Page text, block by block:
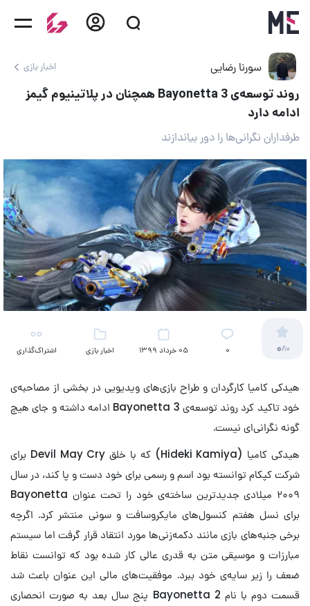
سورنا رضایی اخبار بازی
روند توسعه‌ی Bayonetta 3 همچنان در پلاتینیوم گیمز
ادامه دارد
طرفداران نگرانی‌ها را دور بیاندازند
0/10 ۰ 05 خرداد 1399 اخبار بازی اشتراک‌گذاری
هیدکی کامیا کارگردان و طراح بازی‌های ویدیویی در بخشی از مصاحبه‌ی
خود تاکید کرد روند توسعه‌ی Bayonetta 3 ادامه داشته و جای هیچ
گونه نگرانی‌ای نیست.
هیدکی کامیا (Hideki Kamiya) که با خلق Devil May Cry برای
شرکت کپکام توانسته بود اسم و رسمی برای خود دست و پا کند، در سال
۲۰۰۹ میلادی جدیدترین ساخته‌ی خود را تحت عنوان Bayonetta
برای نسل هفتم کنسول‌های مایکروسافت و سونی منتشر کرد. اگرچه
برخی جنبه‌های بازی مانند دکمه‌زنی‌ها مورد انتقاد قرار گرفت اما سیستم
مبارزات و موسیقی متن به قدری عالی کار شده بود که توانست نقاط
ضعف را زیر سایه‌ی خود ببرد. موفقیت‌های مالی این عنوان باعث شد
قسمت دوم با نام Bayonetta 2 پنج سال بعد به صورت انحصاری